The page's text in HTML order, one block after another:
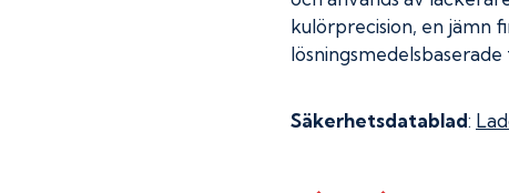
kulörprecision, en jämn
lösningsmedelsbaserade
Säkerhetsdatablad: